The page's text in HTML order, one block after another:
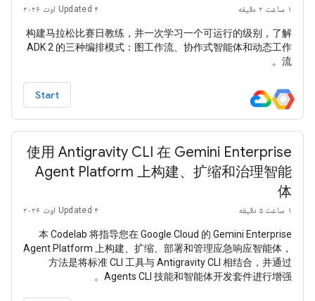
۱ ساعت ۲ دقیقه Updated ۴ اوت ۲۰۲۶
构建马拉松比赛日教练，并一次学习一个可运行的级别，了解
ADK 2 的三种编排模式：图工作流、协作式智能体和动态工作
流。
Start
使用 Antigravity CLI 在 Gemini Enterprise
Agent Platform 上构建、扩缩和治理智能
体
۱ ساعت ۵ دقیقه Updated ۴ اوت ۲۰۲۶
本 Codelab 将指导您在 Google Cloud 的 Gemini Enterprise
Agent Platform 上构建、扩缩、部署和管理应急响应智能体，
方法是将标准 CLI 工具与 Antigravity CLI 相结合，并通过
Agents CLI 技能和智能体开发套件进行增强。